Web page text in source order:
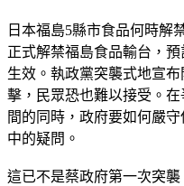
日本福島5縣市食品何時解
正式解禁福島食品輸台，
生效。執政黨突襲式地宣
擊，民眾恐也難以接受。
間的同時，政府要如何嚴
中的疑問。
這已不是蔡政府第一次突